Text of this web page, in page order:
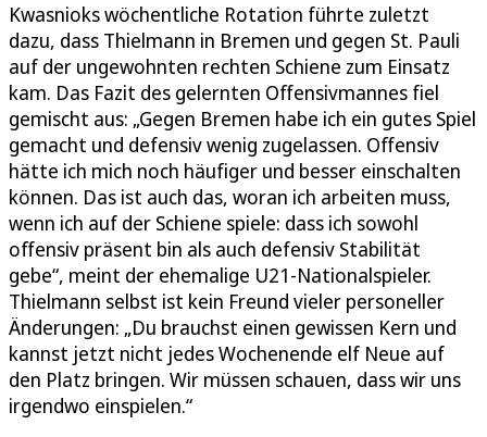
Kwasnioks wöchentliche Rotation führte zuletzt
dazu, dass Thielmann in Bremen und gegen St. Pauli
auf der ungewohnten rechten Schiene zum Einsatz
kam. Das Fazit des gelernten Offensivmannes fiel
gemischt aus: „Gegen Bremen habe ich ein gutes Spiel
gemacht und defensiv wenig zugelassen. Offensiv
hätte ich mich noch häufiger und besser einschalten
können. Das ist auch das, woran ich arbeiten muss,
wenn ich auf der Schiene spiele: dass ich sowohl
offensiv präsent bin als auch defensiv Stabilität
gebe“, meint der ehemalige U21-Nationalspieler.
Thielmann selbst ist kein Freund vieler personeller
Änderungen: „Du brauchst einen gewissen Kern und
kannst jetzt nicht jedes Wochenende elf Neue auf
den Platz bringen. Wir müssen schauen, dass wir uns
irgendwo einspielen.“